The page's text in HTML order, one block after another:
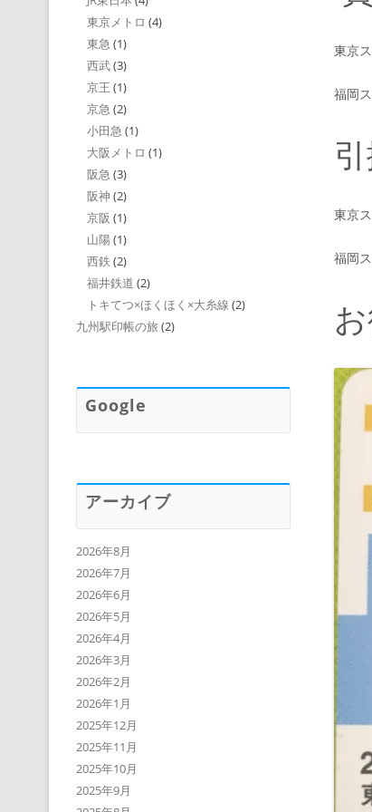
東京
福岡
東京
福岡
東京メトロ (4)
東急 (1)
西武(3)
京王 (1)
京急 (2)
小田急 (1)
大阪メトロ (1)
阪急 (3)
阪神 (2)
京阪 (1)
山陽 (1)
西鉄 (2)
福井鉄道 (2)
トキてつ×ほくほく×大糸線 (2)
九州駅印帳の旅 (2)
Google
アーカイブ
2026年8月
2026年7月
2026年6月
2026年5月
2026年4月
2026年3月
2026年2月
2026年1月
2025年12月
2025年11月
2025年10月
2025年9月